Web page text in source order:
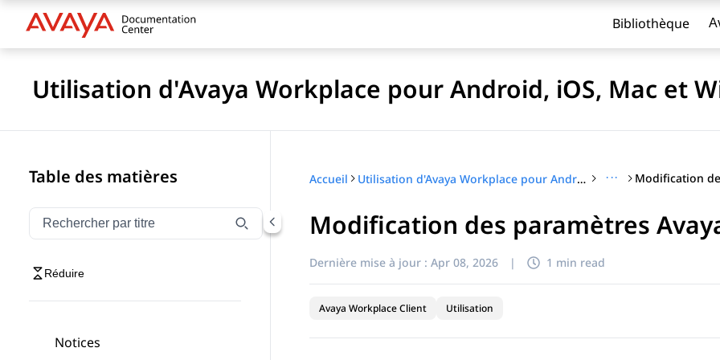
Bibliothèque
Utilisation d'Avaya Workplace pour Android, iOS, Mac et
Table des matières
Filtrer la navigation par titre
Saisissez pour filtrer les éléments de navigation par titre
Réduire
Notices
Accueil Utilisation d'Avaya Workplace pour Android, iOS, Mac et Windows ···
Modification des paramètres
Dernière mise à jour : Apr 08, 2026 | 1 min read
Avaya Workplace Client Utilisation